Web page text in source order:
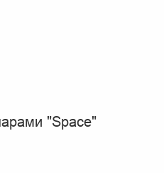
"Space"